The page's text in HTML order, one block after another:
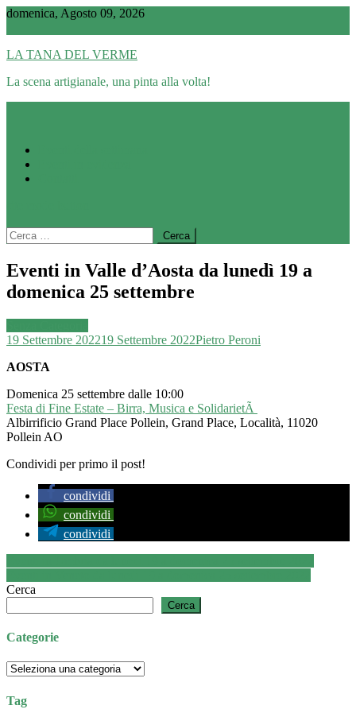
Skip
domenica, Agosto 09, 2026
LA TANA DEL VERME
La scena artigianale, una pinta alla volta!
Ricerca
per:
Eventi in Valle d’Aosta da lunedì 19 a
domenica 25 settembre
19 Settembre 202219 Settembre 2022Pietro Peroni
AOSTA
Domenica 25 settembre dalle 10:00
Festa di Fine Estate – Birra, Musica e SolidarietÃ
Albirrificio Grand Place Pollein, Grand Place, Località, 11020
Pollein AO
Condividi per primo il post!
condividi
condividi
condividi
Navigazione
articoli
Cerca
Cerca
Categorie
Categorie
Tag